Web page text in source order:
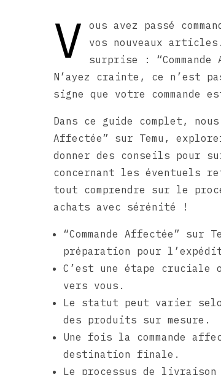
V
ous avez passé
vos nouveaux
surprise :
N’ayez crainte, ce n’est
signe que votre commande
Dans ce guide complet,
Affectée” sur Temu,
donner des conseils pour
concernant les éventuels
tout comprendre sur le
achats avec sérénité !
“Commande Affectée” sur
préparation pour
C’est une étape
vers vous.
Le statut peut varier
des produits sur mesure.
Une fois la commande
destination finale.
Le processus de livraison